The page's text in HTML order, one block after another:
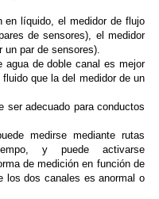
en líquido, el medidor de flujo
de sensores), el medidor
par de sensores).
agua de doble canal es mejor
que la del medidor de un
ser adecuado para conductos
medirse mediante rutas
y puede activarse
de medición en función de
los dos canales es anormal o